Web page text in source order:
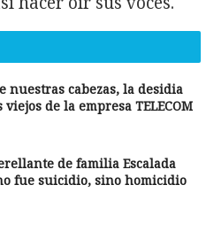
nuestras cabezas, la desidia
viejos de la empresa TELECOM
de familia Escalada
fue suicidio, sino homicidio